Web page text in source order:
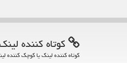
كوتاه كننده
کوتاه کننده لینک یا کوچک کننده